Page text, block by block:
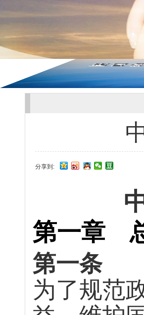
分享到:
第一章
第一条
为了规范